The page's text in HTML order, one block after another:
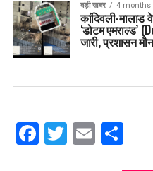
बड़ी खबर 4 months
कांदिवली-मालाड
‘डोटम एमराल्ड’
जारी, प्रशासन मौन
Facebook
Twitter
Email